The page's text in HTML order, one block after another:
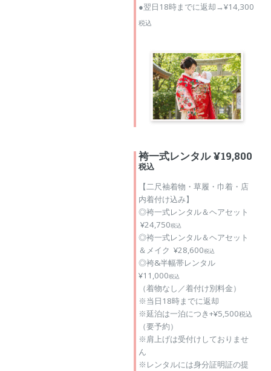
●翌日18時までに返却→¥14,300
税込
袴一式レンタル ¥19,800
税込
【二尺袖着物・草履・巾着・店
内着付け込み】
◎袴一式レンタル＆ヘアセット
¥24,750税込
◎袴一式レンタル＆ヘアセット
＆メイク ¥28,600税込
◎袴&半幅帯レンタル
¥11,000税込
（着物なし／着付け別料金）
※当日18時までに返却
※延泊は一泊につき+¥5,500税込
（要予約）
※肩上げは受付けしておりませ
ん
※レンタルには身分証明証の提